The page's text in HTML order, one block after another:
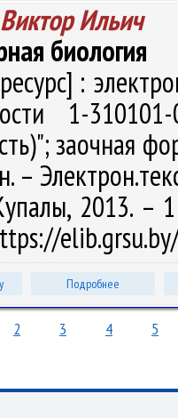
Ильич
биология
:
1-
заочная
–
2013. –
Подробнее
2 3 4 5